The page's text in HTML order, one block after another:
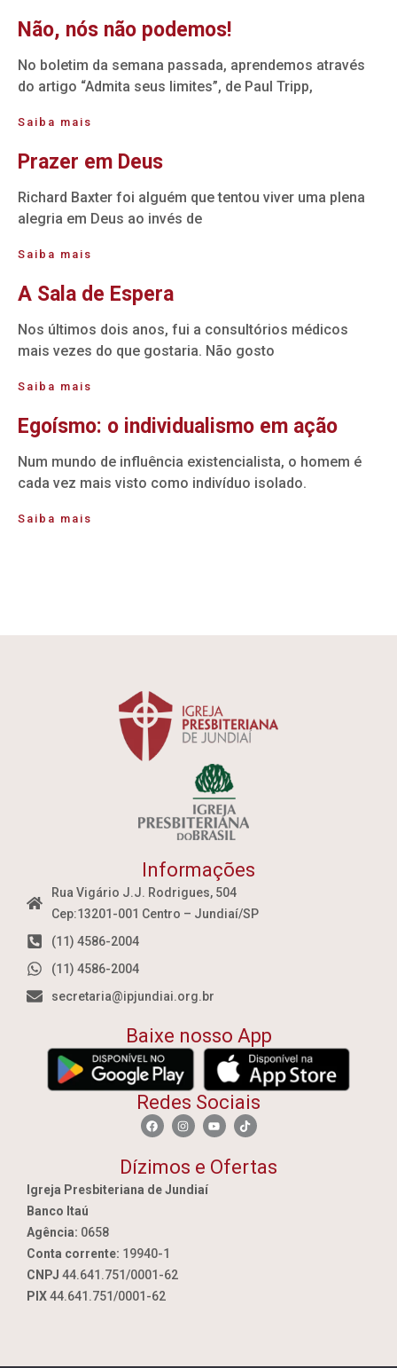
Não, nós não podemos!
No boletim da semana passada, aprendemos através
do artigo “Admita seus limites”, de Paul Tripp,
Saiba mais
Prazer em Deus
Richard Baxter foi alguém que tentou viver uma plena
alegria em Deus ao invés de
Saiba mais
A Sala de Espera
Nos últimos dois anos, fui a consultórios médicos
mais vezes do que gostaria. Não gosto
Saiba mais
Egoísmo: o individualismo em ação
Num mundo de influência existencialista, o homem é
cada vez mais visto como indivíduo isolado.
Saiba mais
Informações
Rua Vigário J.J. Rodrigues, 504
Cep:13201-001 Centro – Jundiaí/SP
(11) 4586-2004
(11) 4586-2004
secretaria@ipjundiai.org.br
Baixe nosso App
Redes Sociais
Dízimos e Ofertas
Igreja Presbiteriana de Jundiaí
Banco Itaú
Agência: 0658
Conta corrente: 19940-1
CNPJ 44.641.751/0001-62
PIX44.641.751/0001-62